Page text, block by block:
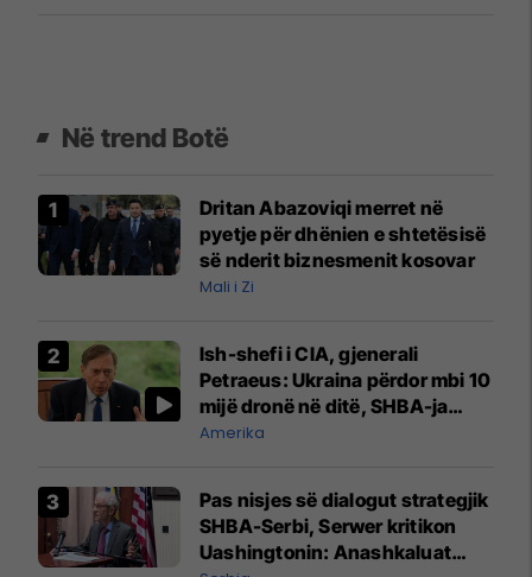
Në trend Botë
Dritan Abazoviqi merret në
pyetje për dhënien e shtetësisë
së nderit biznesmenit kosovar
Mali i Zi
Ish-shefi i CIA, gjenerali
Petraeus: Ukraina përdor mbi 10
mijë dronë në ditë, SHBA-ja
mbetet shumë prapa në
Amerika
Pas nisjes së dialogut strategjik
SHBA-Serbi, Serwer kritikon
Uashingtonin: Anashkaluat